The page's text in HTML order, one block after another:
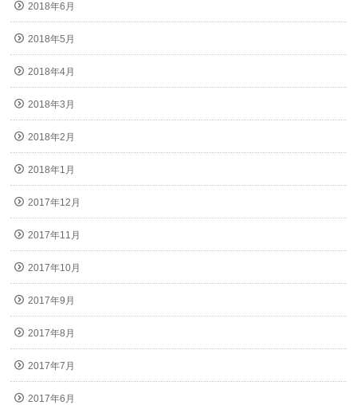
2018年6月
2018年5月
2018年4月
2018年3月
2018年2月
2018年1月
2017年12月
2017年11月
2017年10月
2017年9月
2017年8月
2017年7月
2017年6月